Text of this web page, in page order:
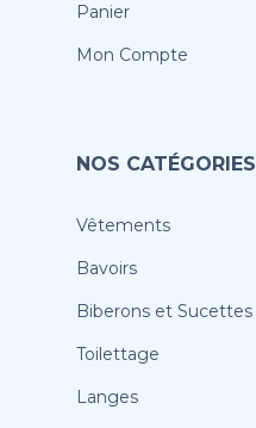
Panier
Mon Compte
NOS CATÉGORIES
Vêtements
Bavoirs
Biberons et Sucettes
Toilettage
Langes